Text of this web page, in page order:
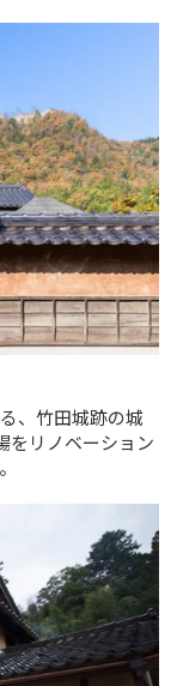
、竹田城跡の城
をリノベーション